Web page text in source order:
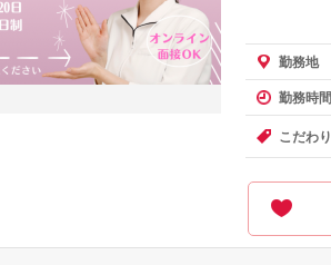
勤務地
勤務時間
こだわり